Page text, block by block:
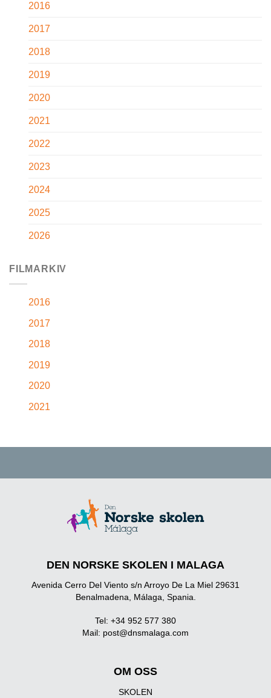
2016
2017
2018
2019
2020
2021
2022
2023
2024
2025
2026
FILMARKIV
2016
2017
2018
2019
2020
2021
DEN NORSKE SKOLEN I MALAGA
Avenida Cerro Del Viento s/n Arroyo De La Miel 29631
Benalmadena, Málaga, Spania.
Tel: +34 952 577 380
Mail: post@dnsmalaga.com
OM OSS
SKOLEN